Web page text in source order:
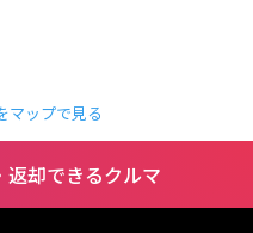
マップで見る
却できるクルマ